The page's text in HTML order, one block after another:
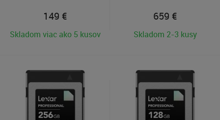
149 €
Skladom viac ako 5 kusov
659 €
Skladom 2-3 kusy